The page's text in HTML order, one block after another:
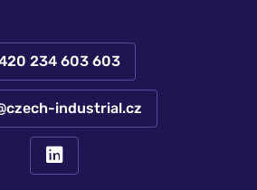
234 603 603
industrial.cz